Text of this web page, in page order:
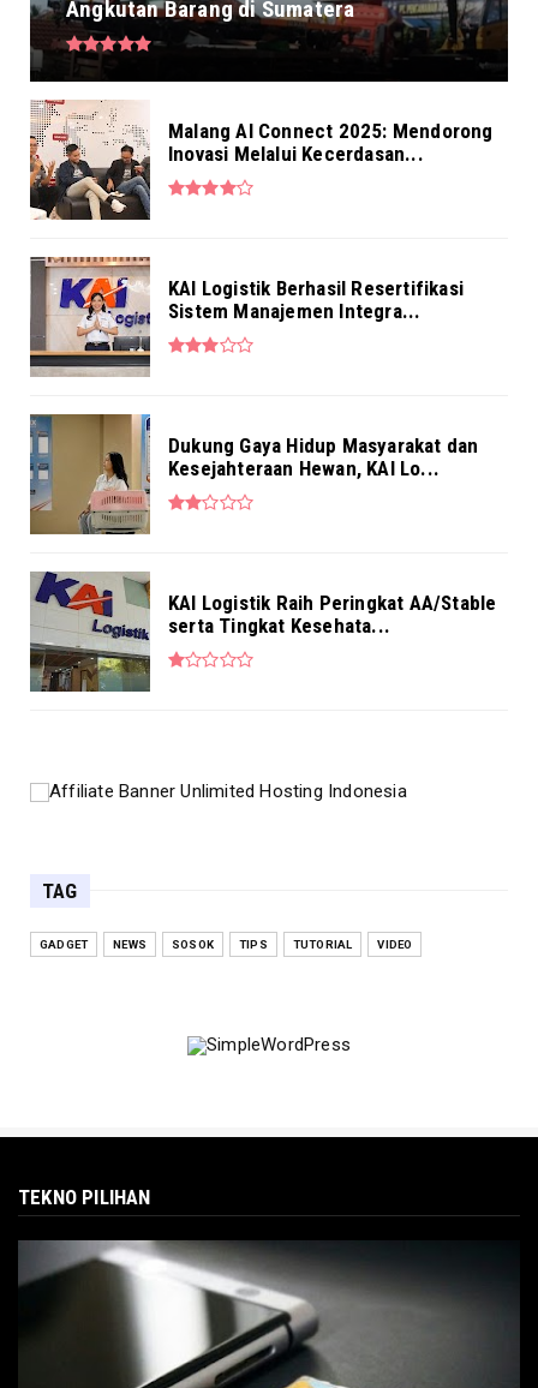
BRI Kantor Kas RS Mintoharjo Hadir Penuhi
Aug 04, 2026
NEWS
Pekerja BRI Region 6 Gelar Pengajian
Angkutan Barang di Sumatera
Malang AI Connect 2025: Mendorong
Inovasi Melalui Kecerdasan...
KAI Logistik Berhasil Resertifikasi
Sistem Manajemen Integra...
Dukung Gaya Hidup Masyarakat dan
Kesejahteraan Hewan, KAI Lo...
KAI Logistik Raih Peringkat AA/Stable
serta Tingkat Kesehata...
TAG
GADGET NEWS SOSOK TIPS TUTORIAL VIDEO
TEKNO PILIHAN